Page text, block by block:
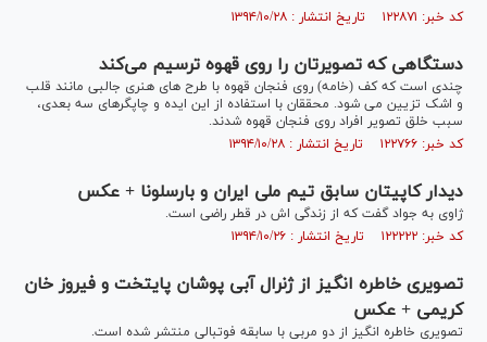
کد خبر: ۱۲۲۸۷۱ تاریخ انتشار : ۱۳۹۴/۱۰/۲۸
دستگاهی که تصویرتان را روی قهوه ترسیم می‌کند
چندی است که کف (خامه) روی فنجان قهوه با طرح های هنری جالبی مانند قلب
و اشک تزیین می شود. محققان با استفاده از این ایده و چاپگرهای سه بعدی،
سبب خلق تصویر افراد روی فنجان قهوه شدند.
کد خبر: ۱۲۲۷۶۶ تاریخ انتشار : ۱۳۹۴/۱۰/۲۸
دیدار کاپیتان سابق تیم ملی ایران و بارسلونا + عکس
ژاوی به جواد گفت که از زندگی اش در قطر راضی است.
کد خبر: ۱۲۲۲۲۲ تاریخ انتشار : ۱۳۹۴/۱۰/۲۶
تصویری خاطره انگیز از ژنرال آبی پوشان پایتخت و فیروز خان
کریمی + عکس
تصویری خاطره انگیز از دو مربی با سابقه فوتبالی منتشر شده است.